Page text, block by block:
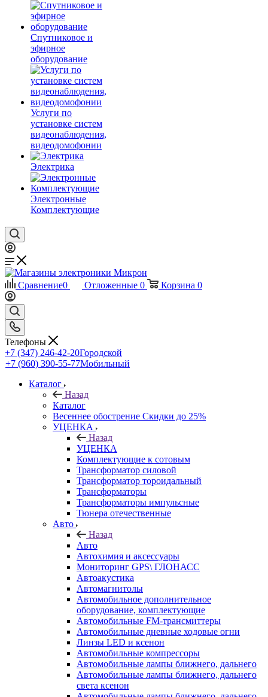
Спутниковое и
эфирное
оборудование
Услуги по
установке систем
видеонаблюдения,
видеодомофонии
Электрика
Электронные
Комплектующие
Сравнение0 Отложенные 0 Корзина 0
Телефоны
+7 (347) 246-42-20Городской
+7 (960) 390-55-77Мобильный
Каталог
Назад
Каталог
Весеннее обострение Скидки до 25%
УЦЕНКА
Назад
УЦЕНКА
Комплектующие к сотовым
Трансформатор силовой
Трансформатор тороидальный
Трансформаторы
Трансформаторы импульсные
Тюнера отечественные
Авто
Назад
Авто
Автохимия и аксессуары
Мониторинг GPS\ ГЛОНАСС
Автоакустика
Автомагнитолы
Автомобильное дополнительное
оборудование, комплектующие
Автомобильные FM-трансмиттеры
Автомобильные дневные ходовые огни
Линзы LED и ксенон
Автомобильные компрессоры
Автомобильные лампы ближнего, дальнего
Автомобильные лампы ближнего, дальнего
света ксенон